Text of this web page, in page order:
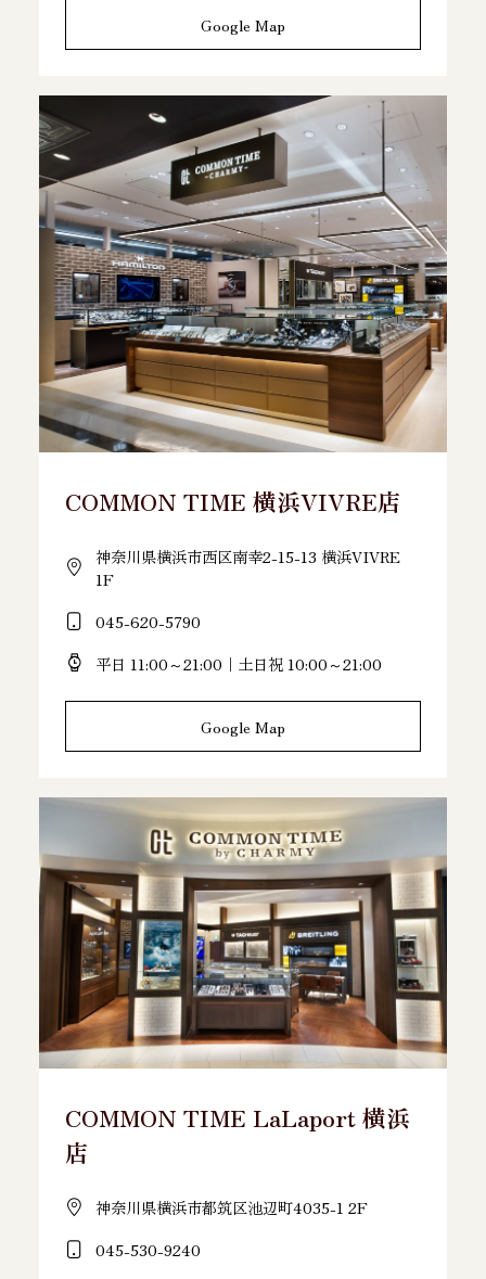
Google Map
COMMON TIME 横浜VIVRE店
神奈川県横浜市西区南幸2-15-13 横浜VIVRE
1F
045-620-5790
平日 11:00～21:00｜土日祝 10:00～21:00
Google Map
COMMON TIME LaLaport 横浜
店
神奈川県横浜市都筑区池辺町4035-1 2F
045-530-9240